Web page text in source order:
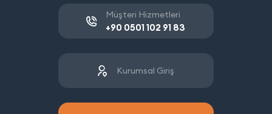
Müşteri Hizmetleri
+90 0501 102 91 83
Kurumsal Giriş